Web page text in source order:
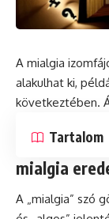
A mialgia
alakulhat ki,
következtében.
Tartalom
mialgia
A „mialgia” szó